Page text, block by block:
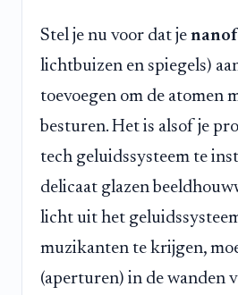
Stel je nu voor dat je
lichtbuizen en spiegels)
toevoegen om de atomen
besturen. Het is alsof je
tech geluidssysteem te
delicaat glazen
licht uit het
muzikanten te krijgen,
(aperturen) in de wanden